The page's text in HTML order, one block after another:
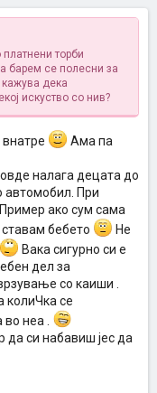
торби
барем се полесни за
дека
искуство со нив?
Ама па
налага децата до
автомобил. При
ако сум сама
бебето
Не
Вака сигурно си е
дел за
со каиши .
колиЧка се
во неа .
да си набавиш јес да